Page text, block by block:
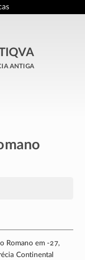
antiga
Romano em -27,
Continental